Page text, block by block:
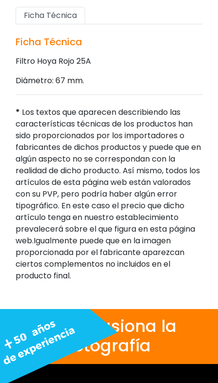
Ficha Técnica
Ficha Técnica
Filtro Hoya Rojo 25A
Diámetro: 67 mm.
* Los textos que aparecen describiendo las
características técnicas de los productos han
sido proporcionados por los importadores o
fabricantes de dichos productos y puede que en
algún aspecto no se correspondan con la
realidad de dicho producto. Así mismo, todos los
artículos de esta página web están valorados
con su PVP, pero podría haber algún error
tipográfico. En este caso el precio que dicho
artículo tenga en nuestro establecimiento
prevalecerá sobre el que figura en esta página
web.Igualmente puede que en la imagen
proporcionada por el fabricante aparezcan
ciertos complementos no incluidos en el
producto final.
Nos apasiona la
fotografía